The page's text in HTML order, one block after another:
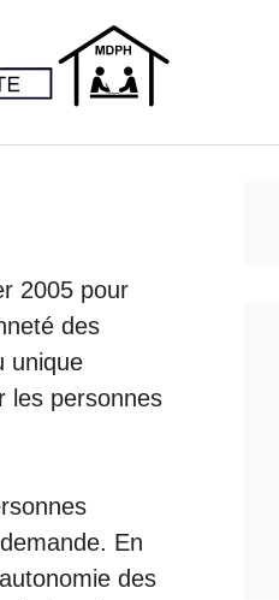
2005 pour
des
unique
les personnes
En
des